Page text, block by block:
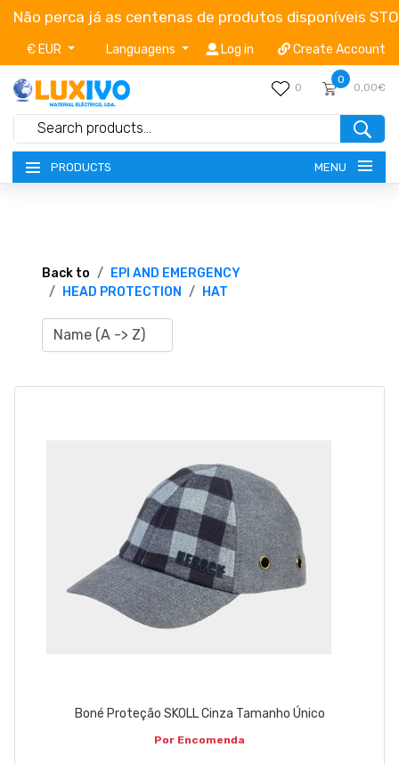
Não perca já as centenas de produtos disponíveis
€ EUR Languagens Log in Create Account
0
0
0,00€
PRODUCTS MENU
TERMS OF SERVICE
geral@luxivo.pt
Back to
EPI AND EMERGENCY
HEAD PROTECTION
HAT
Boné Proteção SKOLL Cinza Tamanho Único
Por Encomenda